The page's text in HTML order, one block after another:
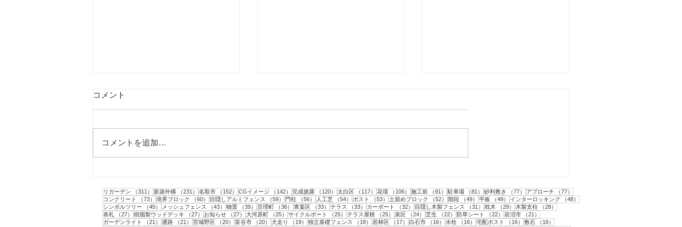
成と目隠しフェンスの設置工
事
隠しフェンス工事・2
隠しフェンス工事・1
コメント
コメントを追加…
リガーデン （311） 311件の記事
新築外構 （231） 231件の記事
名取市 （152） 152件の記事
CGイメージ （142） 142件の記事
完成披露 （120） 120件の記事
太白区 （117） 117件の記事
花壇 （106） 106件の記事
施工前 （91） 91件の記事
駐車場 （81） 81件の記事
砂利敷き （77） 77件の記事
アプローチ （77）
コンクリート
（73） 73件の記事
境界ブロック （60） 60件の記事
目隠しアルミフェンス （59） 59件の記事
門柱 （56） 56件の記事
人工芝 （54） 54件の記事
ポスト （53） 53件の記事
土留めブロック （52） 52件の記事
階段 （49） 49件の記事
平板 （49） 49件の記事
インターロッキング （48）
シンボルツリー
（45） 45件の記事
メッシュフェンス （43） 43件の記事
物置 （39） 39件の記事
亘理町 （36） 36件の記事
青葉区 （33） 33件の記事
テラス （33） 33件の記事
カーポート （32） 32件の記事
目隠し木製フェンス （31） 31件の記事
枕木 （29） 29件の記事
木製支柱 （28）
表札
（27） 27件の記事
樹脂製ウッドデッキ （27） 27件の記事
お知らせ （27） 27件の記事
大河原町 （25） 25件の記事
サイクルポート （25） 25件の記事
テラス屋根 （25） 25件の記事
泉区 （24） 24件の記事
芝生 （22） 22件の記事
防草シート （22） 22件の記事
岩沼市 （21）
ガーデンライト
（21） 21件の記事
通路 （21） 21件の記事
宮城野区 （20） 20件の記事
富谷市 （20） 20件の記事
犬走り （19） 19件の記事
独立基礎フェンス （18） 18件の記事
若林区 （17） 17件の記事
白石市 （16） 16件の記事
水栓 （16） 16件の記事
宅配ポスト （16） 16件の記事
敷石 （16）